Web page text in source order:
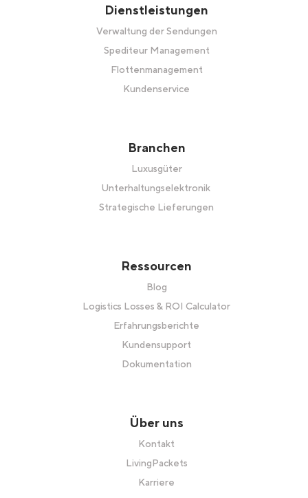
Dienstleistungen
Verwaltung der Sendungen
Spediteur Management
Flottenmanagement
Kundenservice
Branchen
Luxusgüter
Unterhaltungselektronik
Strategische Lieferungen
Ressourcen
Blog
Logistics Losses & ROI Calculator
Erfahrungsberichte
Kundensupport
Dokumentation
Über uns
Kontakt
LivingPackets
Karriere